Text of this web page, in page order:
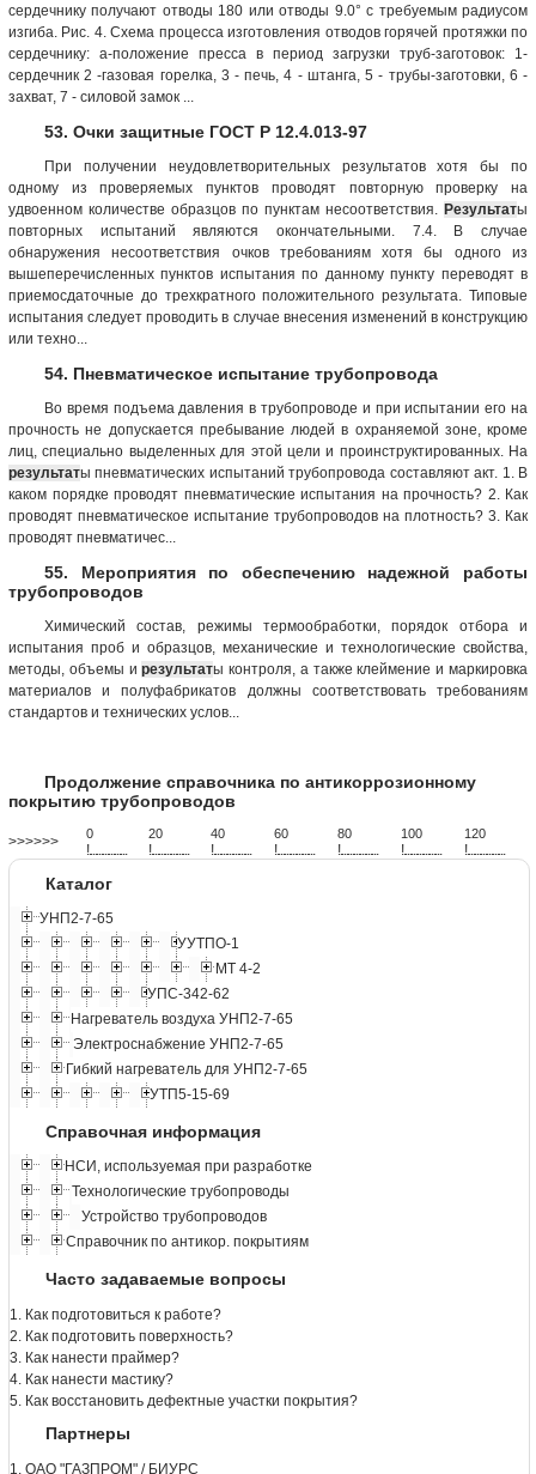
сердечнику получают отводы 180 или отводы 9.0° с требуемым радиусом
изгиба. Рис. 4. Схема процесса изготовления отводов горячей протяжки по
сердечнику: а-положение пресса в период загрузки труб-заготовок: 1-
сердечник 2 -газовая горелка, 3 - печь, 4 - штанга, 5 - трубы-заготовки, 6 -
захват, 7 - силовой замок ...
53. Очки защитные ГОСТ Р 12.4.013-97
При получении неудовлетворительных результатов хотя бы по
одному из проверяемых пунктов проводят повторную проверку на
удвоенном количестве образцов по пунктам несоответствия. Результаты
повторных испытаний являются окончательными. 7.4. В случае
обнаружения несоответствия очков требованиям хотя бы одного из
вышеперечисленных пунктов испытания по данному пункту переводят в
приемосдаточные до трехкратного положительного результата. Типовые
испытания следует проводить в случае внесения изменений в конструкцию
или техно...
54. Пневматическое испытание трубопровода
Во время подъема давления в трубопроводе и при испытании его на
прочность не допускается пребывание людей в охраняемой зоне, кроме
лиц, специально выделенных для этой цели и проинструктированных. На
результаты пневматических испытаний трубопровода составляют акт. 1. В
каком порядке проводят пневматические испытания на прочность? 2. Как
проводят пневматическое испытание трубопроводов на плотность? 3. Как
проводят пневматичес...
55. Мероприятия по обеспечению надежной работы
трубопроводов
Химический состав, режимы термообработки, порядок отбора и
испытания проб и образцов, механические и технологические свойства,
методы, объемы ирезультаты контроля, а также клеймение и маркировка
материалов и полуфабрикатов должны соответствовать требованиям
стандартов и технических услов...
Продолжение справочника по антикоррозионному
покрытию трубопроводов
>>>>>> 0
!...................
20
!...................
40
!...................
60
!...................
80
!...................
100
!...................
120
!...................
Каталог
УНП2-7-65
УУТПО-1
МТ 4-2
УПС-342-62
Нагреватель воздуха УНП2-7-65
Электроснабжение УНП2-7-65
Гибкий нагреватель для УНП2-7-65
УТП5-15-69
Справочная информация
НСИ, используемая при разработке
Технологические трубопроводы
Устройство трубопроводов
Справочник по антикор. покрытиям
Часто задаваемые вопросы
1. Как подготовиться к работе?
2. Как подготовить поверхность?
3. Как нанести праймер?
4. Как нанести мастику?
5. Как восстановить дефектные участки покрытия?
Партнеры
1. ОАО "ГАЗПРОМ" / БИУРС